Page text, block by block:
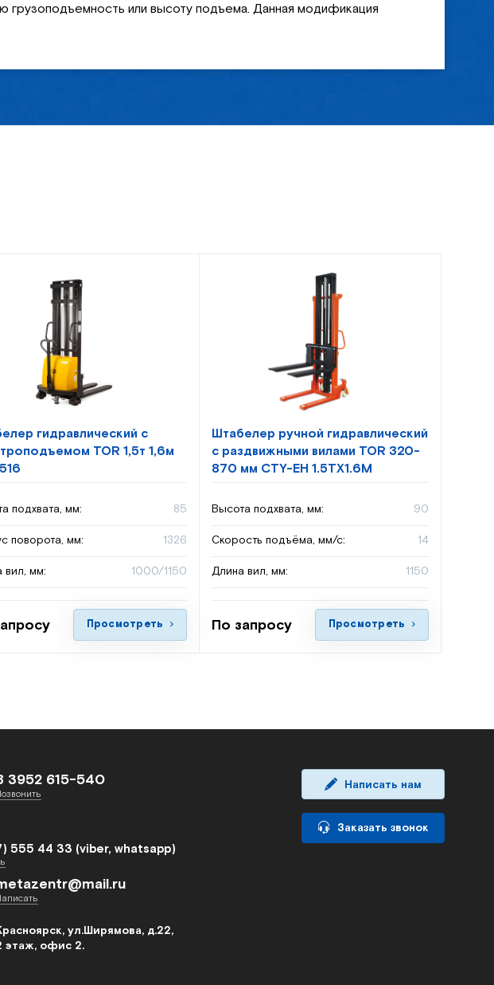
грузоподъемность или высоту подъема. Данная модификация
гидравлический с
TOR 1,5т 1,6м
подхвата, мм: 85
поворота, мм: 1326
вил, мм: 1000/1150
Просмотреть
Штабелер ручной гидравлический
с раздвижными вилами TOR 320-
870 мм CTY-EH 1.5TX1.6M
Высота подхвата, мм: 90
Скорость подъёма, мм/с: 14
Длина вил, мм: 1150
По запросу Просмотреть
3952 615-540
555 44 33 (viber, whatsapp)
ул.Ширямова, д.22,
этаж, офис 2.
Написать нам
Заказать звонок